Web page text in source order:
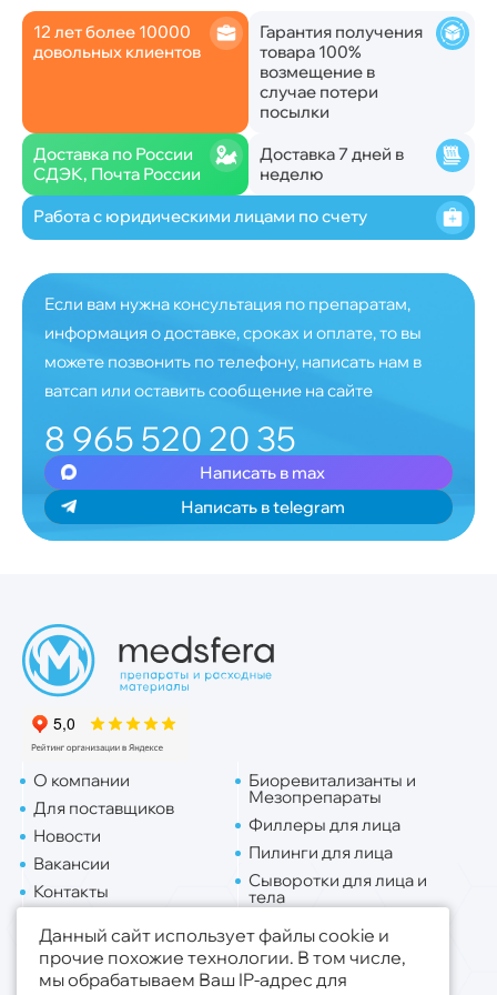
12 лет более 10000
довольных клиентов
Гарантия получения
товара 100%
возмещение в
случае потери
посылки
Доставка по России
СДЭК, Почта России
Доставка 7 дней в
неделю
Работа с юридическими лицами по счету
Если вам нужна консультация по препаратам,
информация о доставке, сроках и оплате, то вы
можете позвонить по телефону, написать нам в
ватсап или оставить сообщение на сайте
8 965 520 20 35
Написать в max
Написать в telegram
О компании
Для поставщиков
Новости
Вакансии
Контакты
Биоревитализанты и
Мезопрепараты
Филлеры для лица
Пилинги для лица
Сыворотки для лица и
тела
Липо. для лица
Липо. для тела
Публичная оферта
Данный сайт использует файлы cookie и
прочие похожие технологии. В том числе,
мы обрабатываем Ваш IP-адрес для